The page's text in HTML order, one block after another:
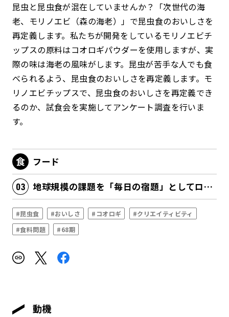
昆虫と昆虫食が混在していませんか？「次世代の海
老、モリノエビ（森の海老）」で昆虫食のおいしさを
再定義します。私たちが開発をしているモリノエビチ
ップスの原料はコオロギパウダーを使用しますが、実
際の味は海老の風味がします。昆虫が苦手な人でも食
べられるよう、昆虫食のおいしさを再定義します。モ
リノエビチップスで、昆虫食のおいしさを再定義でき
るのか、試食会を実施してアンケート調査を行いま
す。
フード
地球規模の課題を「毎日の宿題」としてローカルに解決を図る
#昆虫食 #おいしさ #コオロギ
#クリエイティビティ
#食料問題
#68期
動機